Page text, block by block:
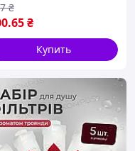
.65₴
₴
Купить